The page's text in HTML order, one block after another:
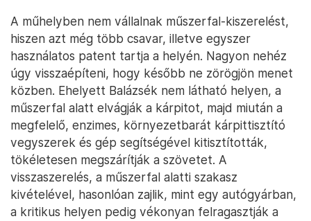
A műhelyben nem vállalnak műszerfal-kiszerelést,
hiszen azt még több csavar, illetve egyszer
használatos patent tartja a helyén. Nagyon nehéz
úgy visszaépíteni, hogy később ne zörögjön menet
közben. Ehelyett Balázsék nem látható helyen, a
műszerfal alatt elvágják a kárpitot, majd miután a
megfelelő, enzimes, környezetbarát kárpittisztító
vegyszerek és gép segítségével kitisztították,
tökéletesen megszárítják a szövetet. A
visszaszerelés, a műszerfal alatti szakasz
kivételével, hasonlóan zajlik, mint egy autógyárban,
a kritikus helyen pedig vékonyan felragasztják a